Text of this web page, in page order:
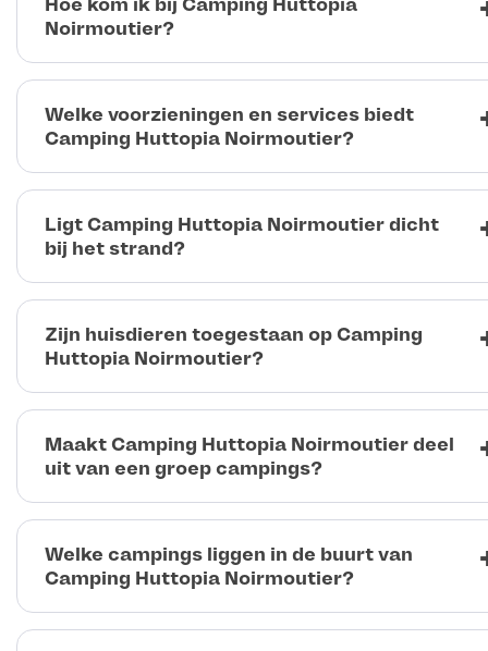
Hoe kom ik bij Camping Huttopia
Noirmoutier?
Welke voorzieningen en services biedt
Camping Huttopia Noirmoutier?
Ligt Camping Huttopia Noirmoutier dicht
bij het strand?
Zijn huisdieren toegestaan op Camping
Huttopia Noirmoutier?
Maakt Camping Huttopia Noirmoutier deel
uit van een groep campings?
Welke campings liggen in de buurt van
Camping Huttopia Noirmoutier?